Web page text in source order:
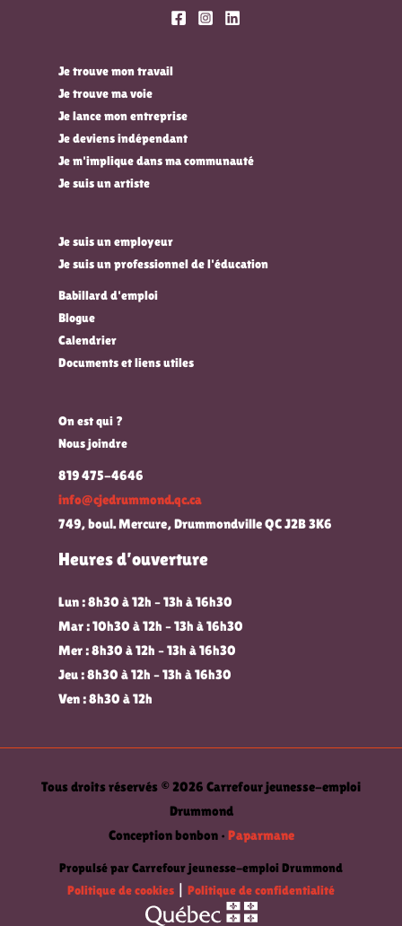
Je trouve mon travail
Je trouve ma voie
Je lance mon entreprise
Je deviens indépendant
Je m'implique dans ma communauté
Je suis un artiste
Je suis un employeur
Je suis un professionnel de l'éducation
Babillard d'emploi
Blogue
Calendrier
Documents et liens utiles
On est qui ?
Nous joindre
819 475-4646
info@cjedrummond.qc.ca
749, boul. Mercure, Drummondville QC J2B 3K6
Heures d’ouverture
Lun : 8h30 à 12h – 13h à 16h30
Mar : 10h30 à 12h – 13h à 16h30
Mer : 8h30 à 12h – 13h à 16h30
Jeu : 8h30 à 12h – 13h à 16h30
Ven : 8h30 à 12h
Tous droits réservés © 2026 Carrefour jeunesse-emploi
Drummond
Conception bonbon • Paparmane
Propulsé par Carrefour jeunesse-emploi Drummond
Politique de cookies
Politique de confidentialité